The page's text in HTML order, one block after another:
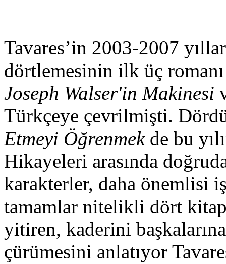
Tavares’in 2003-2007
dörtlemesinin ilk üç
Joseph Walser'in Makinesi
Türkçeye çevrilmişti.
Etmeyi Öğrenmekde bu
Hikayeleri arasında
karakterler, daha önemlisi
tamamlar nitelikli dört
yitiren, kaderini
çürümesini anlatıyor